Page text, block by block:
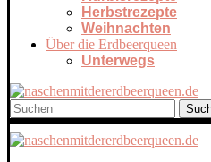
Herbstrezepte
Weihnachten
Über die Erdbeerqueen
Unterwegs